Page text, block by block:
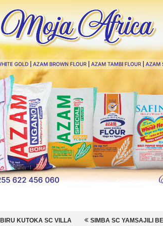
SIMBA SC YAMSAJILI BEKI WA AZAM FC